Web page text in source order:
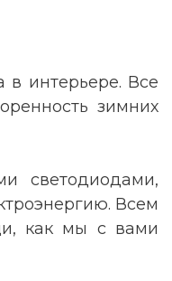
интерьере. Все
зимних
светодиодами,
Всем
как мы с вами